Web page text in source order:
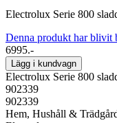
Electrolux Serie 800
Denna produkt har blivit
6995.-
Lägg i kundvagn
Electrolux Serie 800
902339
902339
Hem, Hushåll &